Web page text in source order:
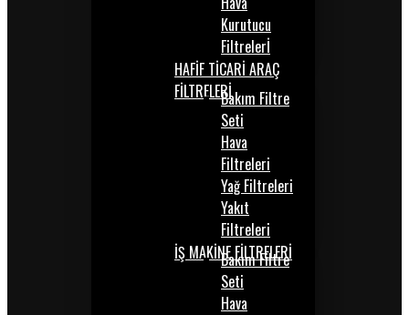
Kurutucu
Filtrelerİ
HAFİF TİCARİ ARAÇ
FİLTRELERİBakım Filtre
Seti
Hava
Filtreleri
Yağ Filtreleri
Yakıt
Filtreleri
İŞ MAKİNE FİLTRELERİ
Bakım Filtre
Seti
Hava